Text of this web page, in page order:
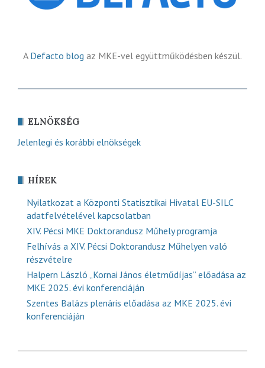
A Defacto blog az MKE-vel együttműködésben készül.
ELNÖKSÉG
Jelenlegi és korábbi elnökségek
HÍREK
Nyilatkozat a Központi Statisztikai Hivatal EU-SILC
adatfelvételével kapcsolatban
XIV. Pécsi MKE Doktorandusz Műhely programja
Felhívás a XIV. Pécsi Doktorandusz Műhelyen való
részvételre
Halpern László „Kornai János életműdíjas” előadása az
MKE 2025. évi konferenciáján
Szentes Balázs plenáris előadása az MKE 2025. évi
konferenciáján